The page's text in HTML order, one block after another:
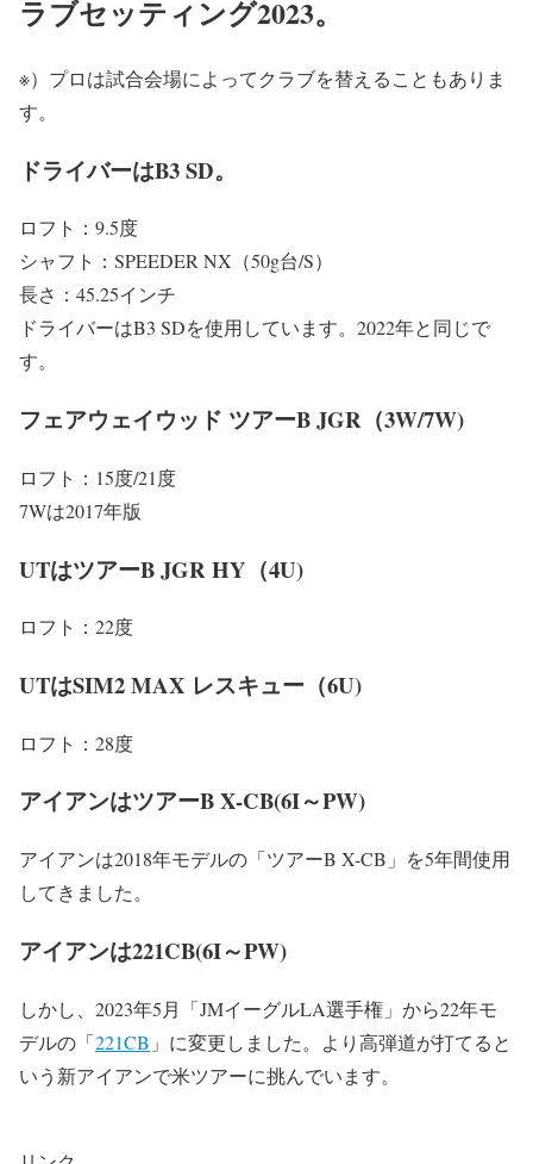
ラブセッティング2023。
※）プロは試合会場によってクラブを替えることもありま
す。
ドライバーはB3 SD。
ロフト：9.5度
シャフト：SPEEDER NX（50g台/S）
長さ：45.25インチ
ドライバーはB3 SDを使用しています。2022年と同じで
す。
フェアウェイウッド ツアーB JGR（3W/7W)
ロフト：15度/21度
7Wは2017年版
UTはツアーB JGR HY（4U)
ロフト：22度
UTはSIM2 MAX レスキュー（6U)
ロフト：28度
アイアンはツアーB X-CB(6I～PW)
アイアンは2018年モデルの「ツアーB X-CB」を5年間使用
してきました。
アイアンは221CB(6I～PW)
しかし、2023年5月「JMイーグルLA選手権」から22年モ
デルの「221CB 」に変更しました。より高弾道が打てると
いう新アイアンで米ツアーに挑んでいます。